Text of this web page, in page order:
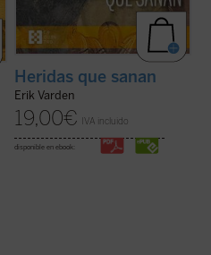
Heridas que sanan
Erik Varden
19,00€ IVA incluido
disponible en ebook: